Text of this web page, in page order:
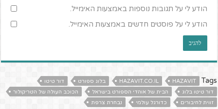
הודע לי על תגובות נוספות באמצעות האימייל.
הודע לי על פוסטים חדשים באמצעות האימייל.
Tags
HAZAVIT
HAZAVIT.CO.IL בלוג ספורט
דור טיטו
דור טיטו בלוג
הבית של אוהדי הספורט בישראל
הכוכב העולה של הטריקולור
זווית לחיבורים
כדורגל עולמי נבחרת צרפת